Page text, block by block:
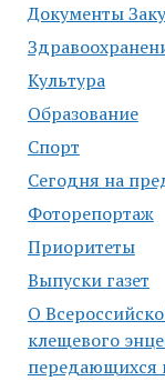
Документы
Культура
Образование
Спорт
Сегодня на
Фоторепортаж
Приоритеты
Выпуски газет
О
клещевого
передающихся